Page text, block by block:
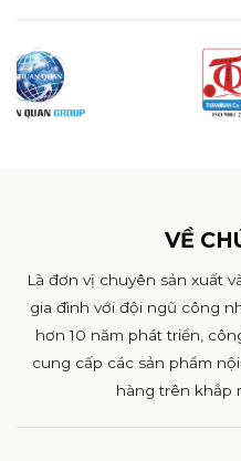
VỀ
Là đơn vị chuyên sản xuất
gia đình với đội ngũ công
hơn 10 năm phát triển,
cung cấp các sản phẩm
hàng trên khắp